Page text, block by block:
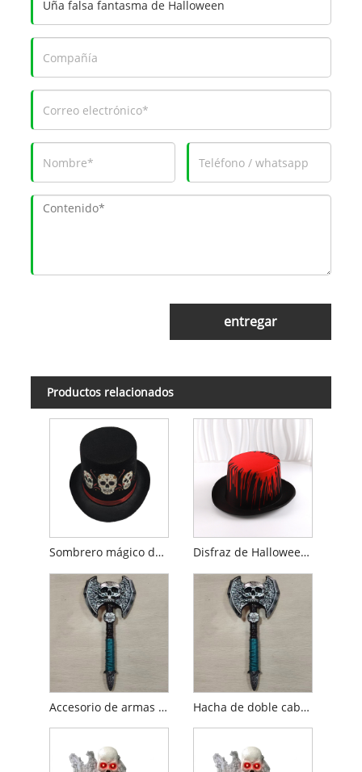
entregar
Productos relacionados
Sombrero mágico de Halloween Disfraz de Halloween con sombrero de copa de sangre
Accesorio de armas de dos cabezas de calavera de Halloween Hacha de doble cabeza con calavera de Halloween